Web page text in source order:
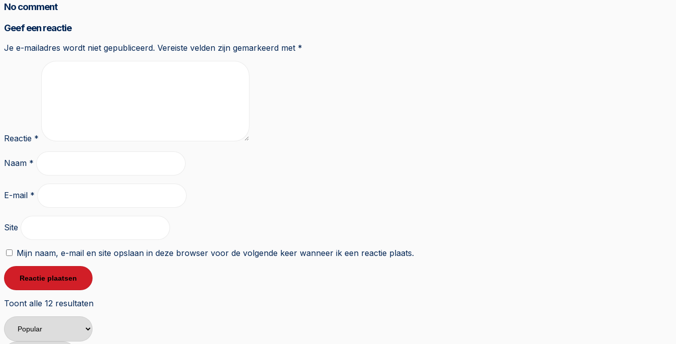
No comment
Geef een reactie
Je e-mailadres wordt niet gepubliceerd. Vereiste velden zijn gemarkeerd met *
Reactie *
Naam *
E-mail *
Site
Mijn naam, e-mail en site opslaan in deze browser voor de volgende keer wanneer ik een reactie plaats.
Toont alle 12 resultaten